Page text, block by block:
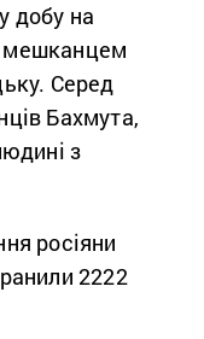
добу на
мешканцем
Серед
Бахмута,
з
росіяни
2222